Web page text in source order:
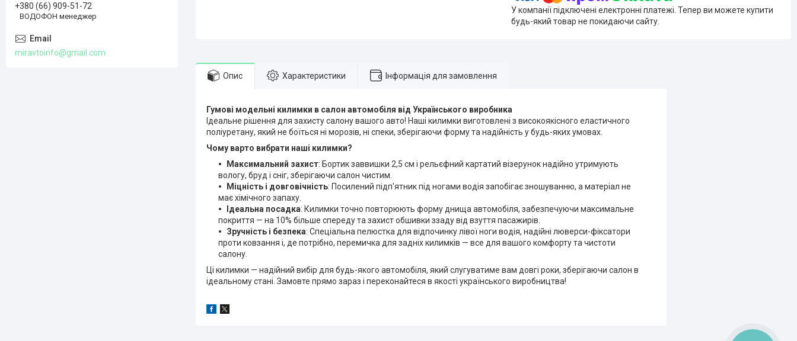
У компанії підключені електронні платежі. Тепер ви можете купити
будь-який товар не покидаючи сайту.
Опис Характеристики Інформація для замовлення
Гумові модельні килимки в салон автомобіля від Українського виробника
Ідеальне рішення для захисту салону вашого авто! Наші килимки виготовлені з високоякісного еластичного
поліуретану, який не боїться ні морозів, ні спеки, зберігаючи форму та надійність у будь-яких умовах.
Чому варто вибрати наші килимки?
Максимальний захист: Бортик заввишки 2,5 см і рельєфний картатий візерунок надійно утримують
вологу, бруд і сніг, зберігаючи салон чистим.
Міцність і довговічність: Посилений підп'ятник під ногами водія запобігає зношуванню, а матеріал не
має хімічного запаху.
Ідеальна посадка: Килимки точно повторюють форму днища автомобіля, забезпечуючи максимальне
покриття — на 10% більше спереду та захист обшивки ззаду від взуття пасажирів.
Зручність і безпека: Спеціальна пелюстка для відпочинку лівої ноги водія, надійні люверси-фіксатори
проти ковзання і, де потрібно, перемичка для задніх килимків — все для вашого комфорту та чистоти
салону.
Ці килимки — надійний вибір для будь-якого автомобіля, який слугуватиме вам довгі роки, зберігаючи салон в
ідеальному стані. Замовте прямо зараз і переконайтеся в якості українського виробництва!
+380 (66) 909-51-72
ВОДОФОН менеджер
miravtoinfo@gmail.com